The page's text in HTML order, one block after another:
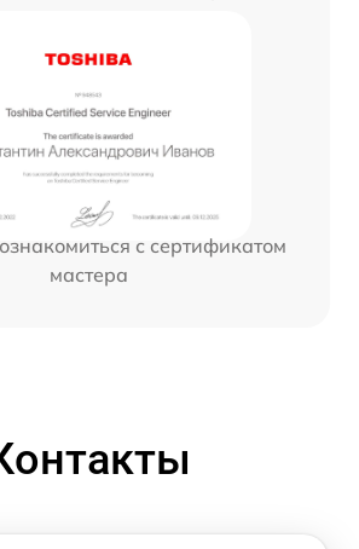
с сертификатом
мастера